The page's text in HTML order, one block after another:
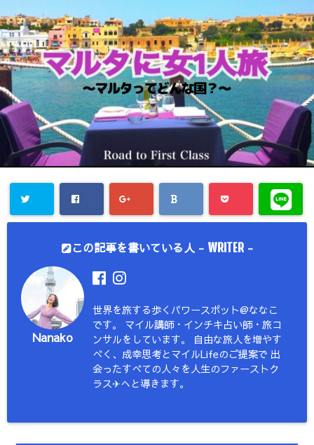
この記事を書いている人 - WRITER-
Nanako
世界を旅する歩くパワースポット@ななこ
です。 マイル講師・インチキ占い師・旅コ
ンサルをしています。 自由な旅人を増やす
べく、成幸思考とマイルLifeのご提案で 出
会ったすべての人々を人生のファーストク
ラス✈︎へと導きます。